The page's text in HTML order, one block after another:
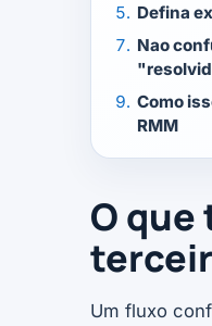
Defina
Nao
Como
RMM
O
Um fluxo